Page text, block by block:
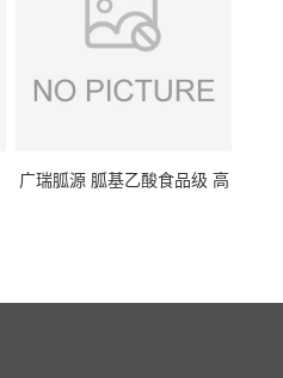
广瑞胍源 胍基乙酸食品级 高